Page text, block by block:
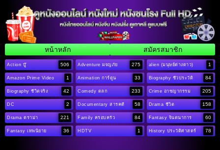
หน้าหลัก สมัครสมาชิก
Action บู๊ 506 Adventure ผจญภัย 275 alien (มนุษย์ต่างดาว) 1
Amazon Prime Video 1 Animation การ์ตูน 33 Biography ชีวประวัติ 84
Biography ชีวิตจริง 42 Comedy ตลก 233 Crime อาชญากรรม 205
DC 2 Documentary สารคดี 58 Drama ชีวิต 158
Drama ดราม่า 221 Family ครอบครัว 84 Fantasy จินตนาการ 60
Fantasy เทพนิยาย 36 HDTV 1 History ประวัติศาสตร์ 78